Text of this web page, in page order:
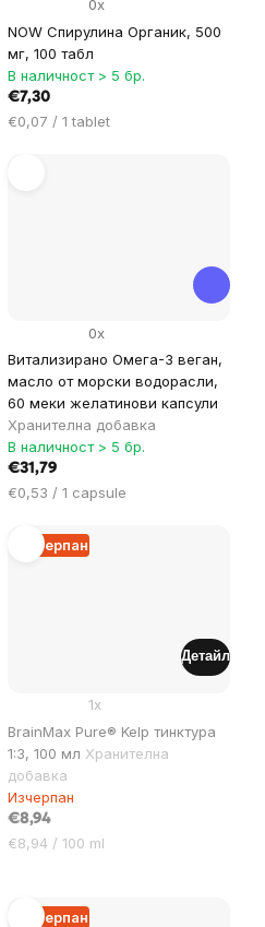
NOW Спирулина Органик, 500
мг, 100 табл
0x
В наличност > 5 бр.
€7,30
Цена
€0,07 / 1 tablet
Витализирано Омега-3 веган,
масло от морски водорасли,
60 меки желатинови капсули
Хранителна добавка
0x
В наличност > 5 бр.
€31,79
Цена
мярка:
€0,53 / 1 capsule
Изчерпан
BrainMax Pure® Kelp тинктура
1:3, 100 мл Хранителна
добавка
1x
Изчерпан
€8,94
Цена
€8,94 / 100 ml
Детайл
Изчерпан